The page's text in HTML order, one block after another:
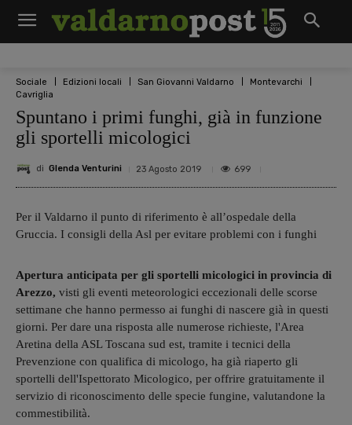
Sociale Edizioni locali San Giovanni Valdarno
Montevarchi
Cavriglia
Spuntano i primi funghi, già in funzione
gli sportelli micologici
di Glenda Venturini 23 Agosto 2019 699
Per il Valdarno il punto di riferimento è all’ospedale della
Gruccia. I consigli della Asl per evitare problemi con i funghi
Apertura anticipata per gli sportelli micologici in provincia di
Arezzo, visti gli eventi meteorologici eccezionali delle scorse
settimane che hanno permesso ai funghi di nascere già in questi
giorni. Per dare una risposta alle numerose richieste, l'Area
Aretina della ASL Toscana sud est, tramite i tecnici della
Prevenzione con qualifica di micologo, ha già riaperto gli
sportelli dell'Ispettorato Micologico, per offrire gratuitamente il
servizio di riconoscimento delle specie fungine, valutandone la
commestibilità.